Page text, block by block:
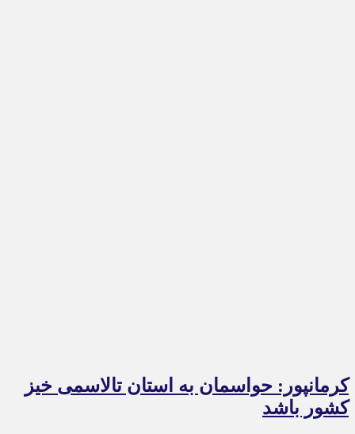
کرمانپور: حواسمان به استان تالاسمی خیز
کشور باشد